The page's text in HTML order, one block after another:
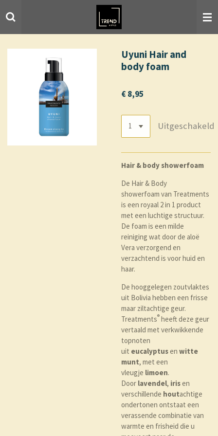
direct
Uyuni Hair and
body foam
€ 8,95
Uitgeschakeld
Hair & body showerfoam
De Hair & Body
showerfoam van Treatments
is een royaal 2 in 1 product
met een luchtige structuur.
De foam is een milde
reiniging wat door de aloë
Vera verzorgend en
verzachtend is voor huid en
haar.
De hooggelegen zoutvlaktes
uit Bolivia hebben een frisse
maar ziltachtige geur.
Treatments® heeft deze geur
vertaald met verkwikkende
topnoten
uit eucalyptusen witte
munt, met een
vleugje limoen.
Door lavendel, irisen
verschillende houtachtige
ondertonen ontstaat een
verassende combinatie van
warmte en frisheid die u